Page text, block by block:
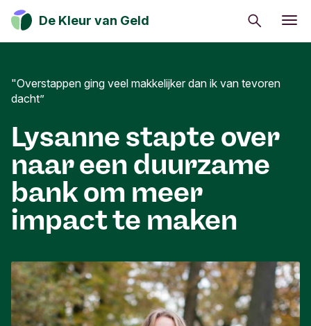
De Kleur van Geld Zoeken
Inschrijven
Geld kan de wereld positief veranderen. Ontdek
hoe jij een positieve impact op de maatschappij,
Eerlijk eten
Van ik naar wij
Mijn geld gaat goed
Beleggen in verandering
"Overstappen ging veel makkelijker dan ik van tevoren
dacht”
Lysanne stapte over
naar een duurzame
bank om meer
impact te maken